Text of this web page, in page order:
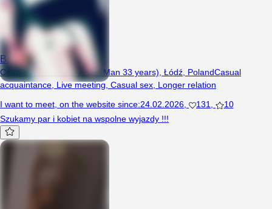
Badcoumple
Couple (Woman 31 years, Man 33 years), Łódź, PolandCasual
acquaintance Live meeting Casual sex Longer relation
I want to meet on the website since:24.02.2026 131
10
Szukamy par i kobiet na wspolne wyjazdy !!!